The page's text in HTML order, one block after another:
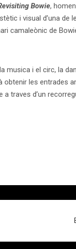
Bowie,
i visual d’una
camaleònic de
musica i el circ, la
obtenir les entrades
traves d’un